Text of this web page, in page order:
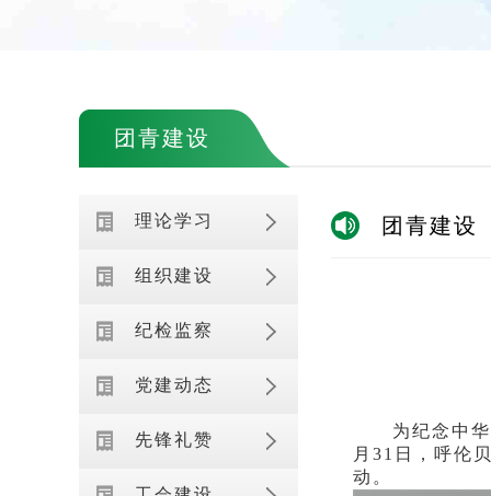
团青建设
理论学习
组织建设
纪检监察
党建动态
先锋礼赞
团青建设
为纪念中华人
月31日，呼伦
动。